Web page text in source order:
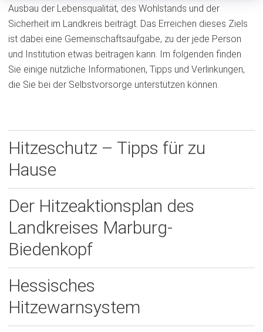
Ausbau der Lebensqualität, des Wohlstands und der
Sicherheit im Landkreis beiträgt. Das Erreichen dieses Ziels
ist dabei eine Gemeinschaftsaufgabe, zu der jede Person
und Institution etwas beitragen kann. Im folgenden finden
Sie einige nützliche Informationen, Tipps und Verlinkungen,
die Sie bei der Selbstvorsorge unterstützen können.
Hitzeschutz – Tipps für zu
Hause
Der Hitzeaktionsplan des
Landkreises Marburg-
Biedenkopf
Hessisches
Hitzewarnsystem